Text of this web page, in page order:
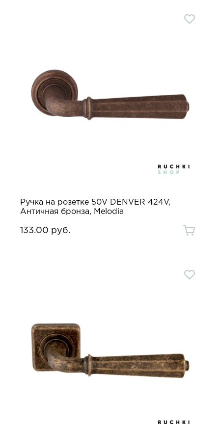
Ручка на розетке 50V DENVER 424V,
Античная бронза, Melodia
133.00 руб.